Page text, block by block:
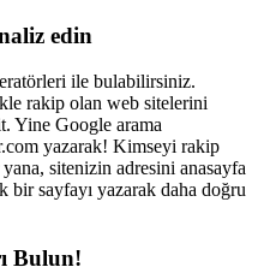
edin
ile bulabilirsiniz.
rakip olan web sitelerini
Yine Google arama
yazarak! Kimseyi rakip
sitenizin adresini anasayfa
sayfayı yazarak daha doğru
Bulun!